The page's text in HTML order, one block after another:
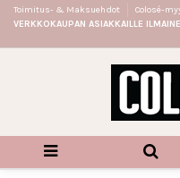
Toimitus- & Maksuehdot
Colosé-
VERKKOKAUPAN ASIAKKAILLE